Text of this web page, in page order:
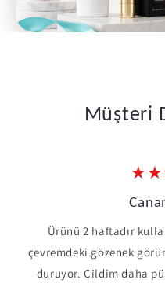
Müşteri
Ürünü 2 haftadır
çevremdeki gözenek
duruyor. Cildim daha